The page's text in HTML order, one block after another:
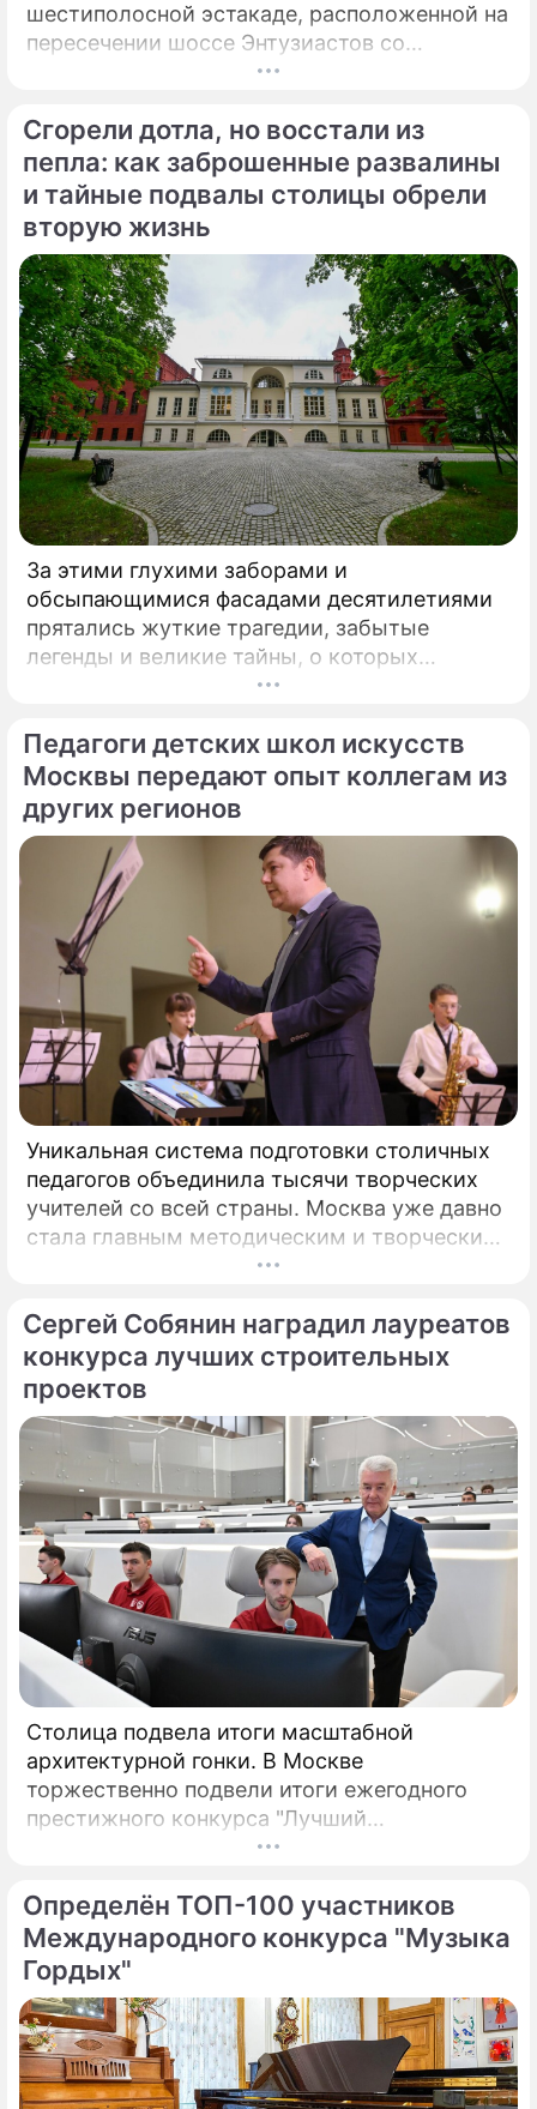
шестиполосной эстакаде, расположенной на
пересечении шоссе Энтузиастов со
Свободным проспектом и Большим
открытия принял участие мэр Москвы
Сергей Собянин, который подчеркнул
стратегическую важность новой развязки
для разгрузки одного из самых проблемных
участков магистрали.
Сгорели дотла, но восстали из
пепла: как заброшенные развалины
и тайные подвалы столицы обрели
вторую жизнь
За этими глухими заборами и
обсыпающимися фасадами десятилетиями
прятались жуткие трагедии, забытые
легенды и великие тайны, о которых
миллионы прохожих даже не догадывались.
Педагоги детских школ искусств
Москвы передают опыт коллегам из
других регионов
Уникальная система подготовки столичных
педагогов объединила тысячи творческих
учителей со всей страны. Москва уже давно
стала главным методическим и творческим
центром России, где рождаются самые
талантов.
Сергей Собянин наградил лауреатов
конкурса лучших строительных
проектов
Столица подвела итоги масштабной
архитектурной гонки. В Москве
торжественно подвели итоги ежегодного
престижного конкурса "Лучший
реализованный проект в области
Определён ТОП-100 участников
Международного конкурса "Музыка
Гордых"